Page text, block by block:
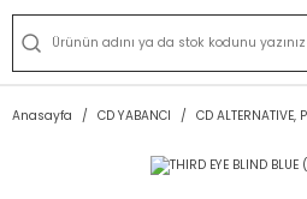
Anasayfa CD YABANCI CD ALTERNATIVE,